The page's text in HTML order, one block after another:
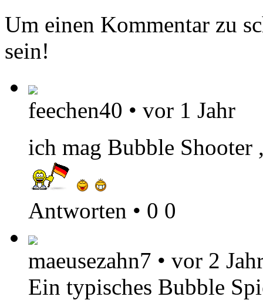
Um einen Kommentar zu
sein!
feechen40 • vor 1 Jahr
ich mag Bubble Shooter
Antworten • 0 0
maeusezahn7 • vor 2
Ein typisches Bubble